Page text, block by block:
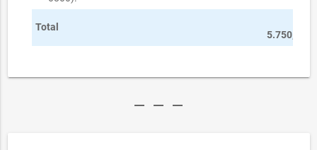
Total
5.750,00
remove remove remove